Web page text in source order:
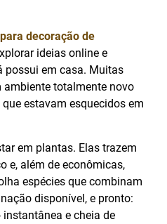
decoração de
ideias online e
possui em casa. Muitas
ambiente totalmente novo
estavam esquecidos em
em plantas. Elas trazem
e, além de econômicas,
espécies que combinam
disponível, e pronto:
e cheia de